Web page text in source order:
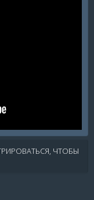
ЧТОБЫ